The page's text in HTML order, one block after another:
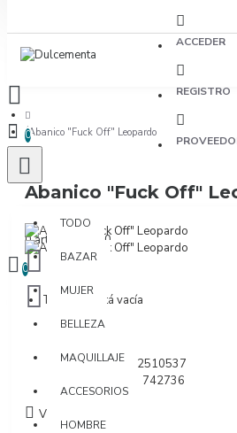
ACCEDER
REGISTRO
0
TODO
TODO
BAZAR
MUJER
BELLEZA
MAQUILLAJE
ACCESORIOS
HOMBRE
0 artículo(s) - $0
0
Tu bolsa está vacía
Abanico "Fuck Off" Leopardo
Abanico "Fuck Off"
Modelo:AHT2510537
8435436742736
Visto: 652